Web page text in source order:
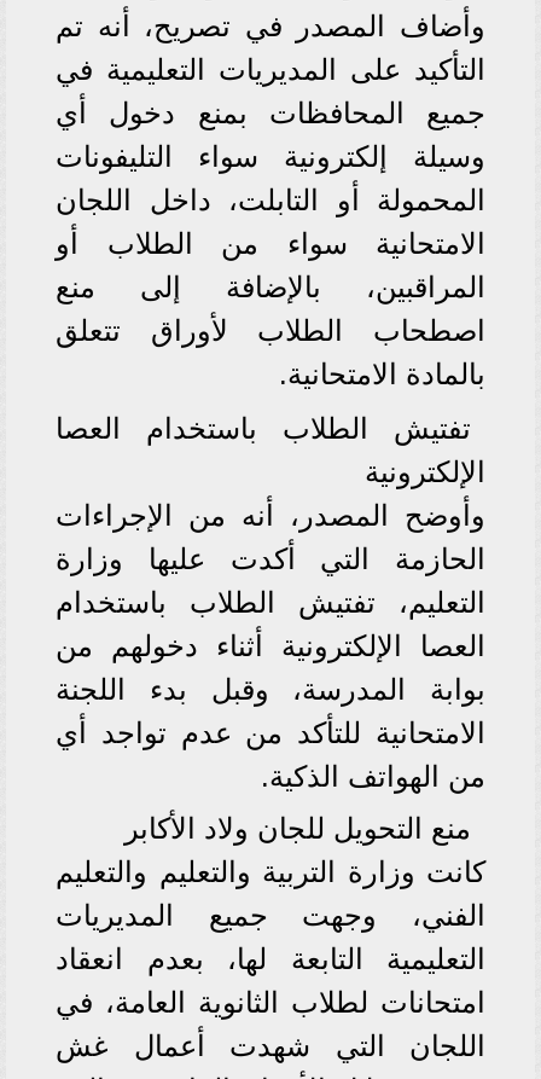
وأضاف المصدر في تصريح، أنه تم
التأكيد على المديريات التعليمية في
جميع المحافظات بمنع دخول أي
وسيلة إلكترونية سواء التليفونات
المحمولة أو التابلت، داخل اللجان
الامتحانية سواء من الطلاب أو
المراقبين، بالإضافة إلى منع
اصطحاب الطلاب لأوراق تتعلق
بالمادة الامتحانية.
تفتيش الطلاب باستخدام العصا
الإلكترونية
وأوضح المصدر، أنه من الإجراءات
الحازمة التي أكدت عليها وزارة
التعليم، تفتيش الطلاب باستخدام
العصا الإلكترونية أثناء دخولهم من
بوابة المدرسة، وقبل بدء اللجنة
الامتحانية للتأكد من عدم تواجد أي
من الهواتف الذكية.
منع التحويل للجان ولاد الأكابر
كانت وزارة التربية والتعليم والتعليم
الفني، وجهت جميع المديريات
التعليمية التابعة لها، بعدم انعقاد
امتحانات لطلاب الثانوية العامة، في
اللجان التي شهدت أعمال غش